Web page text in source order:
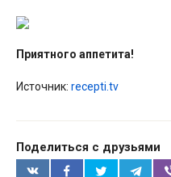
Приятного аппетита!
Источник: recepti.tv
Поделиться с друзьями